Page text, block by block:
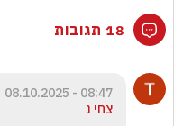
18 תגובות
08:47 - 08.10.2025
צחי נ